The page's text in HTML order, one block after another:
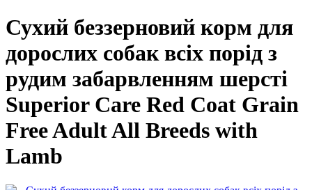
Сухий беззерновий корм для
дорослих собак всіх порід з
рудим забарвленням шерсті
Superior Care Red Coat Grain
Free Adult All Breeds with
Lamb